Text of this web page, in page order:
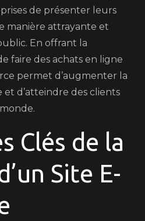
de présenter leurs
manière attrayante et
En offrant la
faire des achats en ligne
permet d’augmenter la
et d’atteindre des clients
Clés de la
Site E-